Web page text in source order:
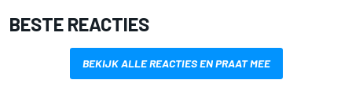
BESTE REACTIES
BEKIJK ALLE REACTIES EN PRAAT MEE